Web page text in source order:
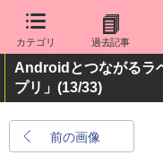
カテゴリ 過去記事
Androidとつながるラ
プリ」 (13/33)
前の画像